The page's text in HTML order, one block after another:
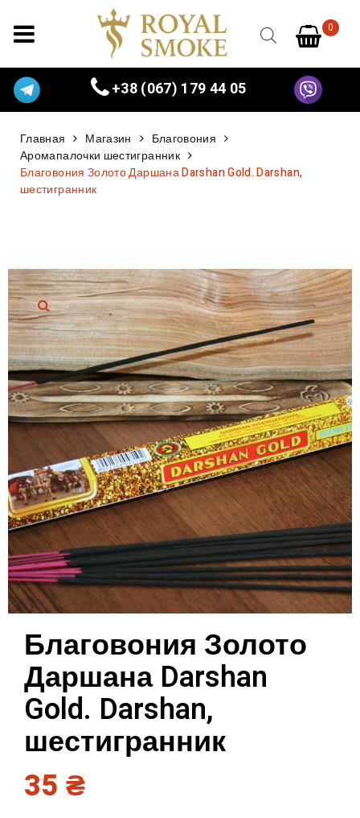
0
+38 (067) 179 44 05
Главная Магазин
Благовония
Аромапалочки шестигранник
Благовония Золото Даршана Darshan Gold. Darshan,
шестигранник
Благовония Золото
Даршана Darshan
Gold. Darshan,
шестигранник
35₴